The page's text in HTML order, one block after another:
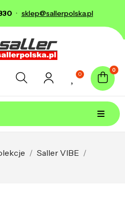
· sklep@sallerpolska.pl
0
0
Saller VIBE